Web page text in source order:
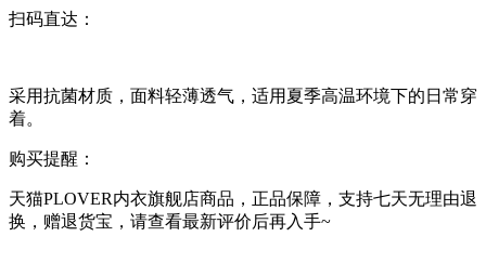
扫码直达：
采用抗菌材质，面料轻薄透气，适用夏季高温环境下的日常穿
着。
购买提醒：
天猫PLOVER内衣旗舰店商品，正品保障，支持七天无理由退
换，赠退货宝，请查看最新评价后再入手~